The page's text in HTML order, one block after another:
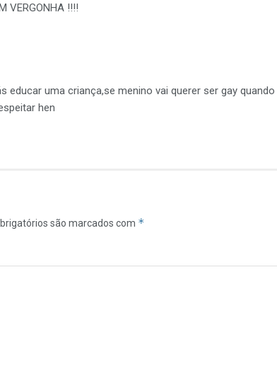
VERGONHA !!!!
educar uma criança,se menino vai querer ser gay quando
hen
são marcados com *